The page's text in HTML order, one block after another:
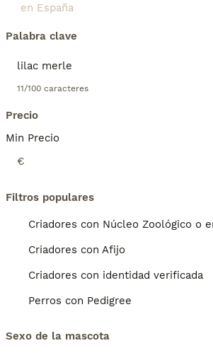
Palabra clave
11/100 caracteres
Precio
Min Precio
€
Filtros populares
Criadores con Núcleo Zoológico o
Criadores con Afijo
Criadores con identidad verificada
Perros con Pedigree
Sexo de la mascota